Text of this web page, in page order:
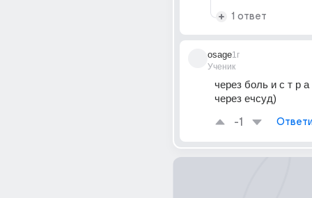
1 ответ
osage
Ученик
1г
через боль и с т р
через eчсуд)
-1